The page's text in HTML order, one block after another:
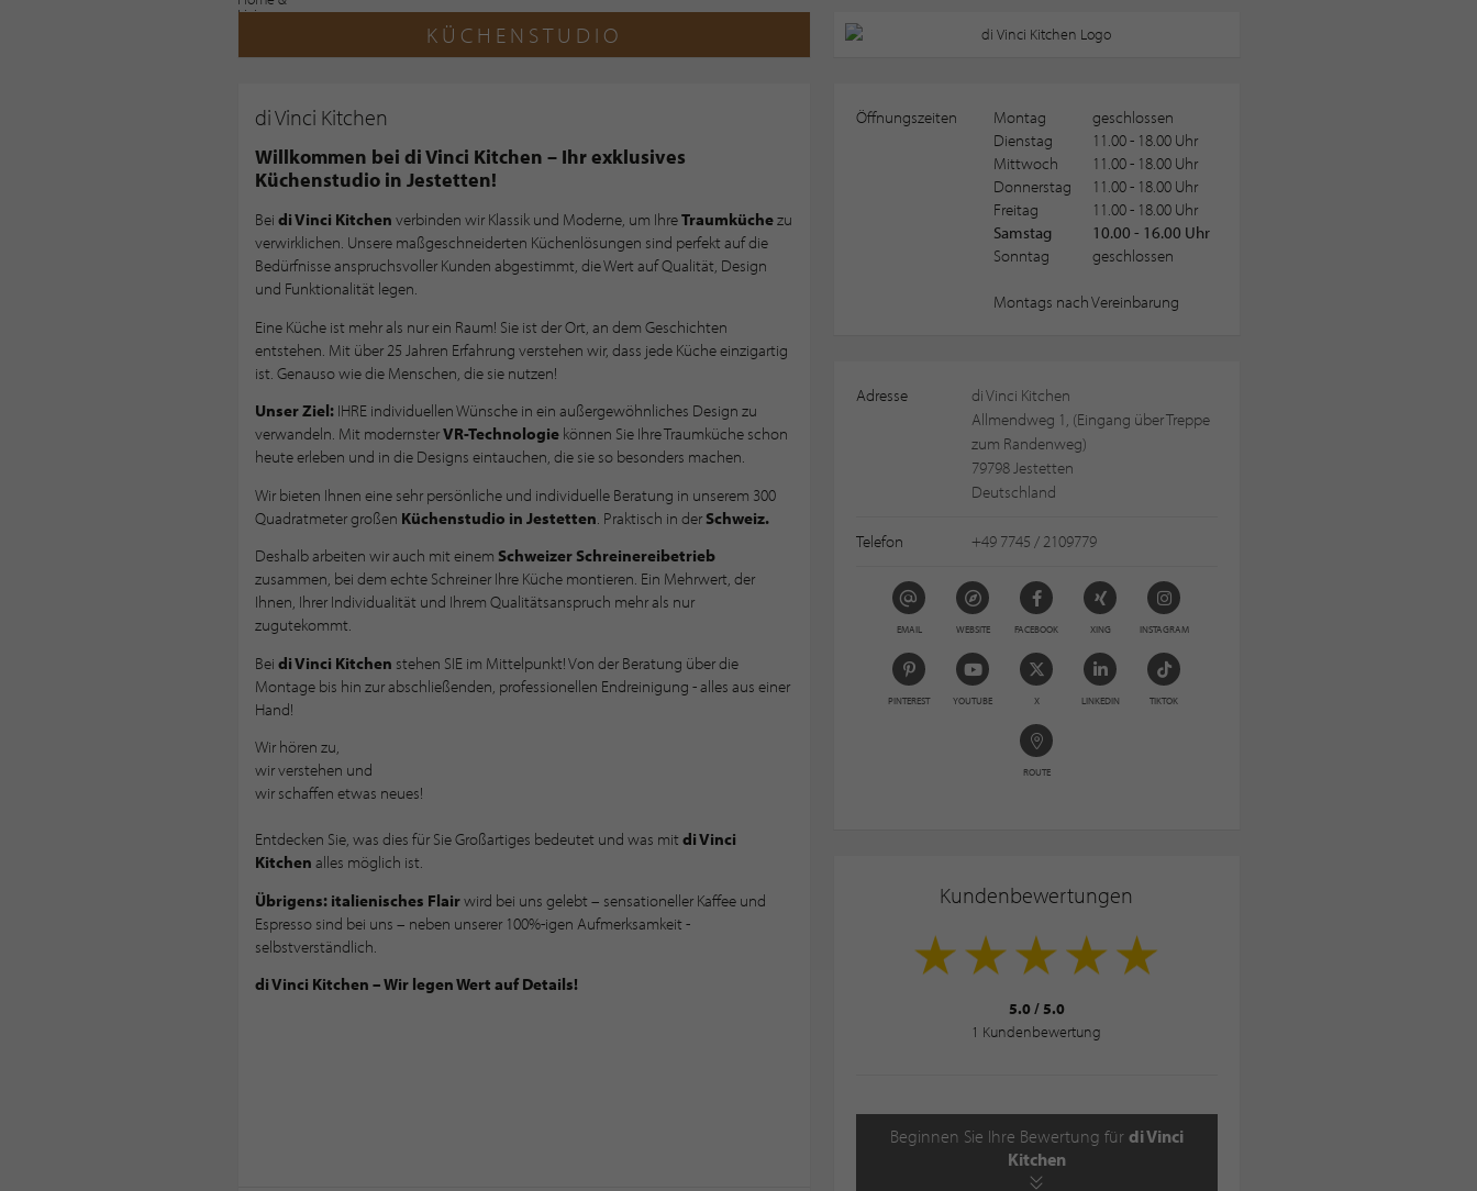
KÜCHENSTUDIO
di Vinci Kitchen
Willkommen bei di Vinci Kitchen – Ihr exklusives
Küchenstudio in Jestetten!
Bei di Vinci Kitchen verbinden wir Klassik und Moderne, um IhreTraumküchezu
verwirklichen. Unsere maßgeschneiderten Küchenlösungen sind perfekt auf die
Bedürfnisse anspruchsvoller Kunden abgestimmt, die Wert auf Qualität, Design
und Funktionalität legen.
Eine Küche ist mehr als nur ein Raum! Sie ist der Ort, an dem Geschichten
entstehen. Mit über 25 Jahren Erfahrung verstehen wir, dass jede Küche einzigartig
ist. Genauso wie die Menschen, die sie nutzen!
Unser Ziel:IHRE individuellen Wünsche in ein außergewöhnliches Design zu
verwandeln. Mit modernsterVR-Technologiekönnen Sie Ihre Traumküche schon
heute erleben und in die Designs eintauchen, die sie so besonders machen.
Wir bieten Ihnen eine sehr persönliche und individuelle Beratung in unserem 300
Quadratmeter großen Küchenstudio in Jestetten . Praktisch in der Schweiz.
Deshalb arbeiten wir auch mit einem Schweizer Schreinereibetrieb
zusammen, bei dem echte Schreiner Ihre Küche montieren. Ein Mehrwert, der
Ihnen, Ihrer Individualität und Ihrem Qualitätsanspruch mehr als nur
zugutekommt.
Bei di Vinci Kitchen stehen SIE im Mittelpunkt! Von der Beratung über die
Montage bis hin zur abschließenden, professionellen Endreinigung - alles aus einer
Hand!
Wir hören zu,
wir verstehen und
wir schaffen etwas neues!
Entdecken Sie, was dies für Sie Großartiges bedeutet und was mitdi Vinci
Kitchen alles möglich ist.
Übrigens: italienisches Flairwird bei uns gelebt – sensationeller Kaffee und
Espresso sind bei uns – neben unserer 100%-igen Aufmerksamkeit -
selbstverständlich.
di Vinci Kitchen – Wir legen Wert auf Details!
Öffnungszeiten Montag
geschlossen
Dienstag
11.00 - 18.00 Uhr
Mittwoch
11.00 - 18.00 Uhr
Donnerstag
11.00 - 18.00 Uhr
Freitag
11.00 - 18.00 Uhr
Samstag
10.00 - 16.00 Uhr
Sonntag
geschlossen
Montags nach Vereinbarung
Adresse
di Vinci Kitchen
Allmendweg 1, (Eingang über Treppe
zum Randenweg)
79798 Jestetten
Deutschland
Telefon +49 7745 / 2109779
EMAIL WEBSITE FACEBOOK XING INSTAGRAM
PINTEREST YOUTUBE X LINKEDIN TIKTOK
ROUTE
Kundenbewertungen
5.0/ 5.0
1 Kundenbewertung
Beginnen Sie Ihre Bewertung für di Vinci
Kitchen